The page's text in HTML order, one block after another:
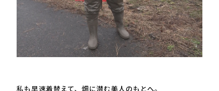
私も早速着替えて、畑に潜む美人のもとへ。